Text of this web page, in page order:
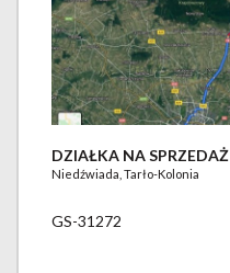
DZIAŁKA NA SPRZEDAŻ
Niedźwiada, Tarło-Kolonia
GS-31272